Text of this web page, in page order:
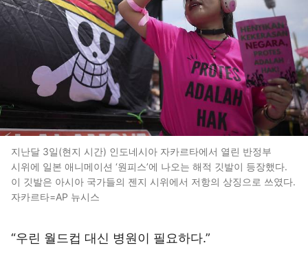
지난달 3일(현지 시간) 인도네시아 자카르타에서 열린 반정부
시위에 일본 애니메이션 ‘원피스’에 나오는 해적 깃발이 등장했다.
이 깃발은 아시아 국가들의 젠지 시위에서 저항의 상징으로 쓰였다.
자카르타=AP 뉴시스
“우린 월드컵 대신 병원이 필요하다.”